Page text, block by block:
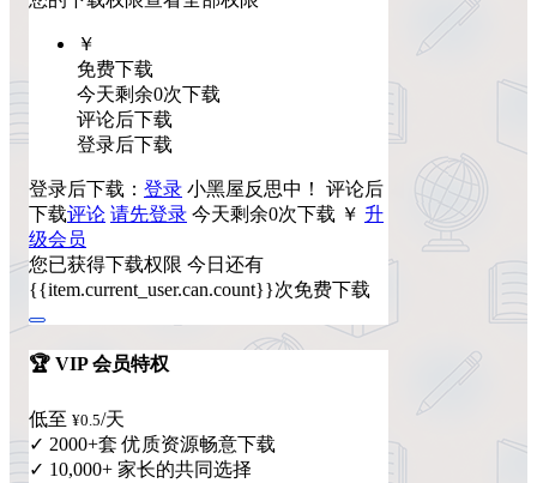
￥
免费下载
今天剩余0次下载
评论后下载
登录后下载
登录后下载： 登录 小黑屋反思中！ 评论后
下载评论 请先登录 今天剩余0次下载 ￥ 升
级会员
您已获得下载权限 今日还有
{{item.current_user.can.count}}次免费下载
🏆 VIP 会员特权
低至 ¥0.5/天
✓ 2000+套 优质资源畅意下载
✓ 10,000+ 家长的共同选择